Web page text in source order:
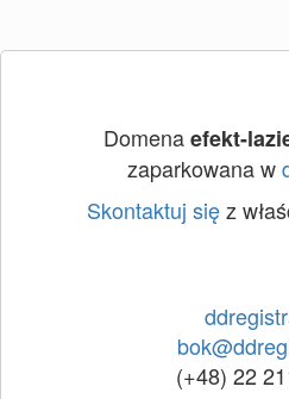
Domenaefekt-
zaparkowana w
Skontaktuj sięz
(+48) 22